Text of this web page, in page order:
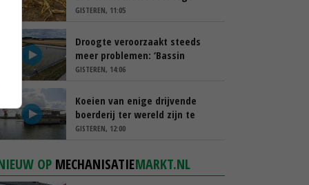
schappen
GISTEREN, 11:05
Droogte veroorzaakt steeds
meer problemen: ‘Bassin
afgelopen week al leeg’
GISTEREN, 14:06
Koeien van enige drijvende
boerderij ter wereld zijn te
koop
GISTEREN, 12:00
OP MECHANISATIEMARKT.NL